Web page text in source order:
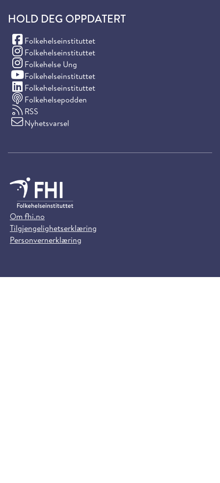
HOLD DEG OPPDATERT
Folkehelseinstituttet
(Facebook)
Folkehelseinstituttet
(Instagram)
Folkehelse Ung
(Instagram)
Folkehelseinstituttet
(YouTube)
Folkehelseinstituttet
(LinkedIn)
Folkehelsepodden
RSS
Nyhetsvarsel
Om fhi.no
Tilgjengelighetserklæring
Personvernerklæring